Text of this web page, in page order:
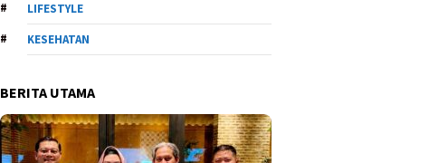
LIFESTYLE
KESEHATAN
BERITA UTAMA